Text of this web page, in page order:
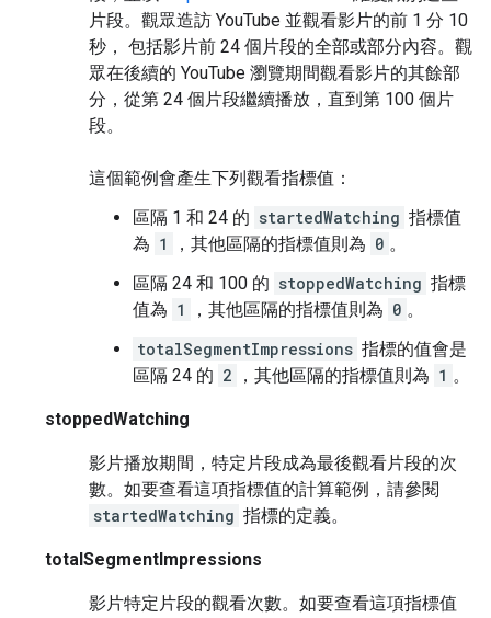
片段。觀眾造訪 YouTube 並觀看影片的前 1 分 10
秒， 包括影片前 24 個片段的全部或部分內容。觀
眾在後續的 YouTube 瀏覽期間觀看影片的其餘部
分，從第 24 個片段繼續播放，直到第 100 個片
段。
這個範例會產生下列觀看指標值：
區隔 1 和 24 的 startedWatching 指標值
為 1 ，其他區隔的指標值則為 0 。
區隔 24 和 100 的 stoppedWatching 指標
值為 1 ，其他區隔的指標值則為 0 。
totalSegmentImpressions 指標的值會是
區隔 24 的 2 ，其他區隔的指標值則為 1 。
stoppedWatching
影片播放期間，特定片段成為最後觀看片段的次
數。如要查看這項指標值的計算範例，請參閱
startedWatching 指標的定義。
totalSegmentImpressions
影片特定片段的觀看次數。如要查看這項指標值